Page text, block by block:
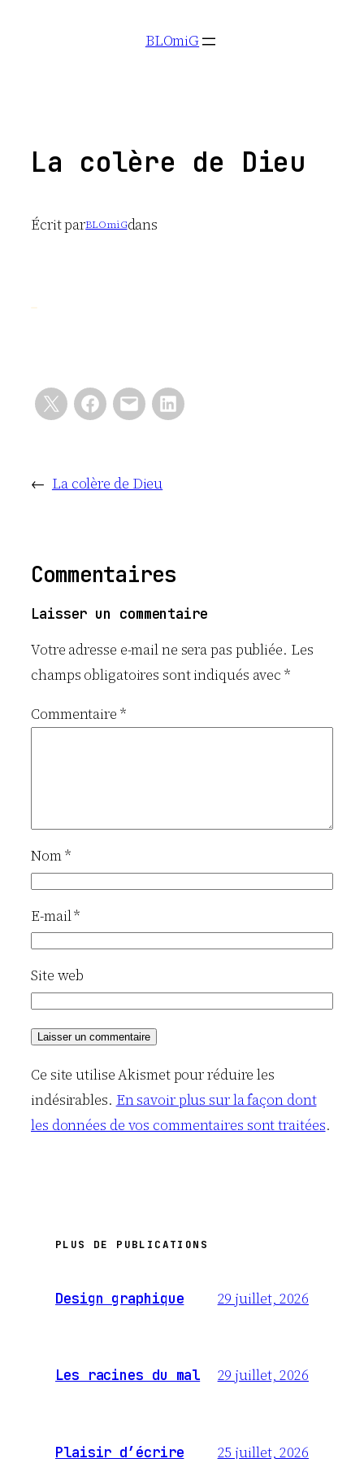
BLOmiG
La colère de Dieu
Écrit parBLOmiGdans
← La colère de Dieu
Commentaires
Laisser un commentaire
Votre adresse e-mail ne sera pas publiée. Les
champs obligatoires sont indiqués avec*
Commentaire *
Nom*
E-mail*
Site web
Ce site utilise Akismet pour réduire les
indésirables. En savoir plus sur la façon dont
les données de vos commentaires sont traitées.
PLUS DE PUBLICATIONS
Design graphique 29 juillet, 2026
Les racines du mal 29 juillet, 2026
Plaisir d’écrire 25 juillet, 2026